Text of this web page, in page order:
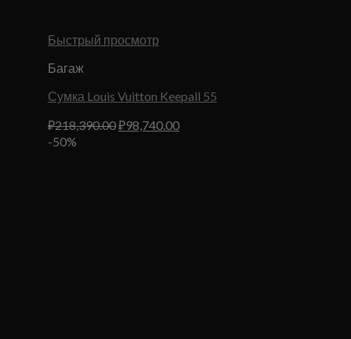
Быстрый просмотр
Багаж
Сумка Louis Vuitton Keepall 55
₽218,390.00Первоначальная
₽98,740.00Текущая
-50%